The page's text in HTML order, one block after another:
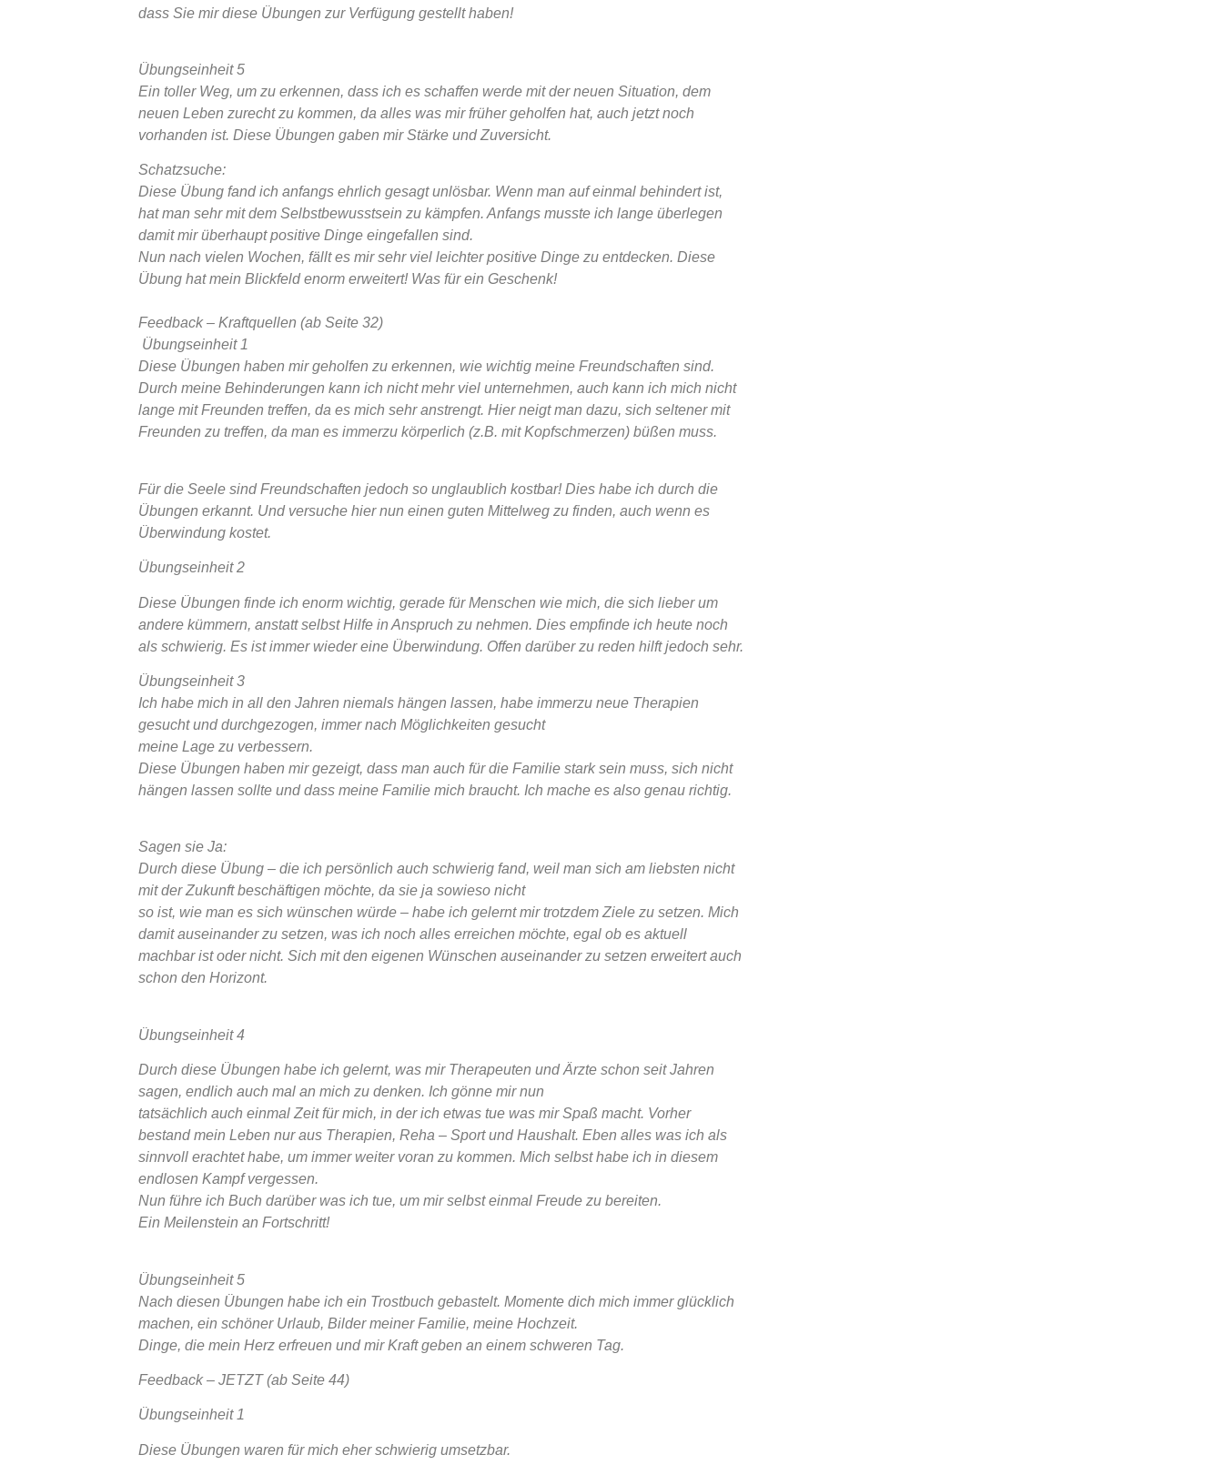
dass Sie mir diese Übungen zur Verfügung gestellt haben!
Übungseinheit 5
Ein toller Weg, um zu erkennen, dass ich es schaffen werde mit der neuen Situation, dem
neuen Leben zurecht zu kommen, da alles was mir früher geholfen hat, auch jetzt noch
vorhanden ist. Diese Übungen gaben mir Stärke und Zuversicht.
Schatzsuche:
Diese Übung fand ich anfangs ehrlich gesagt unlösbar. Wenn man auf einmal behindert ist,
hat man sehr mit dem Selbstbewusstsein zu kämpfen. Anfangs musste ich lange überlegen
damit mir überhaupt positive Dinge eingefallen sind.
Nun nach vielen Wochen, fällt es mir sehr viel leichter positive Dinge zu entdecken. Diese
Übung hat mein Blickfeld enorm erweitert! Was für ein Geschenk!
Feedback – Kraftquellen (ab Seite 32)
Übungseinheit 1
Diese Übungen haben mir geholfen zu erkennen, wie wichtig meine Freundschaften sind.
Durch meine Behinderungen kann ich nicht mehr viel unternehmen, auch kann ich mich nicht
lange mit Freunden treffen, da es mich sehr anstrengt. Hier neigt man dazu, sich seltener mit
Freunden zu treffen, da man es immerzu körperlich (z.B. mit Kopfschmerzen) büßen muss.
Für die Seele sind Freundschaften jedoch so unglaublich kostbar! Dies habe ich durch die
Übungen erkannt. Und versuche hier nun einen guten Mittelweg zu finden, auch wenn es
Überwindung kostet.
Übungseinheit 2
Diese Übungen finde ich enorm wichtig, gerade für Menschen wie mich, die sich lieber um
andere kümmern, anstatt selbst Hilfe in Anspruch zu nehmen. Dies empfinde ich heute noch
als schwierig. Es ist immer wieder eine Überwindung. Offen darüber zu reden hilft jedoch sehr.
Übungseinheit 3
Ich habe mich in all den Jahren niemals hängen lassen, habe immerzu neue Therapien
gesucht und durchgezogen, immer nach Möglichkeiten gesucht
meine Lage zu verbessern.
Diese Übungen haben mir gezeigt, dass man auch für die Familie stark sein muss, sich nicht
hängen lassen sollte und dass meine Familie mich braucht. Ich mache es also genau richtig.
Sagen sie Ja:
Durch diese Übung – die ich persönlich auch schwierig fand, weil man sich am liebsten nicht
mit der Zukunft beschäftigen möchte, da sie ja sowieso nicht
so ist, wie man es sich wünschen würde – habe ich gelernt mir trotzdem Ziele zu setzen. Mich
damit auseinander zu setzen, was ich noch alles erreichen möchte, egal ob es aktuell
machbar ist oder nicht. Sich mit den eigenen Wünschen auseinander zu setzen erweitert auch
schon den Horizont.
Übungseinheit 4
Durch diese Übungen habe ich gelernt, was mir Therapeuten und Ärzte schon seit Jahren
sagen, endlich auch mal an mich zu denken. Ich gönne mir nun
tatsächlich auch einmal Zeit für mich, in der ich etwas tue was mir Spaß macht. Vorher
bestand mein Leben nur aus Therapien, Reha – Sport und Haushalt. Eben alles was ich als
sinnvoll erachtet habe, um immer weiter voran zu kommen. Mich selbst habe ich in diesem
endlosen Kampf vergessen.
Nun führe ich Buch darüber was ich tue, um mir selbst einmal Freude zu bereiten.
Ein Meilenstein an Fortschritt!
Übungseinheit 5
Nach diesen Übungen habe ich ein Trostbuch gebastelt. Momente dich mich immer glücklich
machen, ein schöner Urlaub, Bilder meiner Familie, meine Hochzeit.
Dinge, die mein Herz erfreuen und mir Kraft geben an einem schweren Tag.
Feedback – JETZT (ab Seite 44)
Übungseinheit 1
Diese Übungen waren für mich eher schwierig umsetzbar.